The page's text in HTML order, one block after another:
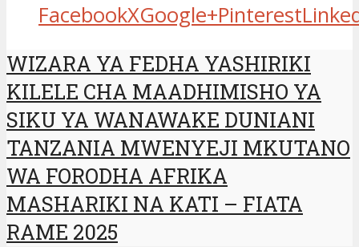
FacebookXGoogle+Pinterest
WIZARA YA FEDHA YASHIRIKI
KILELE CHA MAADHIMISHO YA
SIKU YA WANAWAKE DUNIANI
TANZANIA MWENYEJI MKUTANO
WA FORODHA AFRIKA
MASHARIKI NA KATI – FIATA
RAME 2025